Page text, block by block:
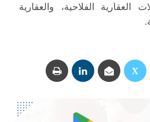
العقارية الفلاحية، والعقارية